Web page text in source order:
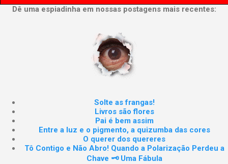
Dê uma espiadinha em nossas postagens mais recentes:
Solte as frangas!
Livros são flores
Pai é bem assim
Entre a luz e o pigmento, a quizumba das cores
O querer dos quereres
Tô Contigo e Não Abro! Quando a Polarização Perdeu a
Chave 🗝️ Uma Fábula